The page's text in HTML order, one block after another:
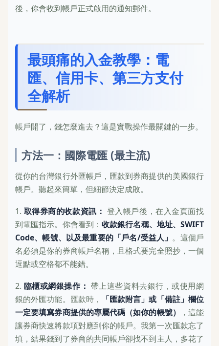
後，你會收到帳戶正式啟用的通知郵件。
最頭痛的入金教學：電
匯、信用卡、第三方支付
全解析
帳戶開了，錢怎麼進去？這是實戰操作最關鍵的一步。
方法一：國際電匯 (最主流)
從你的台灣銀行外匯帳戶，匯款到券商提供的美國銀行
帳戶。聽起來簡單，但細節決定成敗。
1. 取得券商的收款資訊： 登入帳戶後，在入金頁面找
到電匯指示。你會看到：收款銀行名稱、地址、SWIFT
Code、帳號、以及最重要的「戶名/受益人」 。這個戶
名必須是你的券商帳戶名稱，且格式要完全照抄，一個
逗點或空格都不能錯。
2. 臨櫃或網銀操作： 帶上這些資料去銀行，或使用網
銀的外匯功能。匯款時，
「匯款附言」或「備註」欄位
一定要填寫券商提供的專屬代碼（如你的帳號）
，這能
讓券商快速將款項對應到你的帳戶。我第一次匯款忘了
填，結果錢到了券商的共同帳戶卻找不到主人，多花了